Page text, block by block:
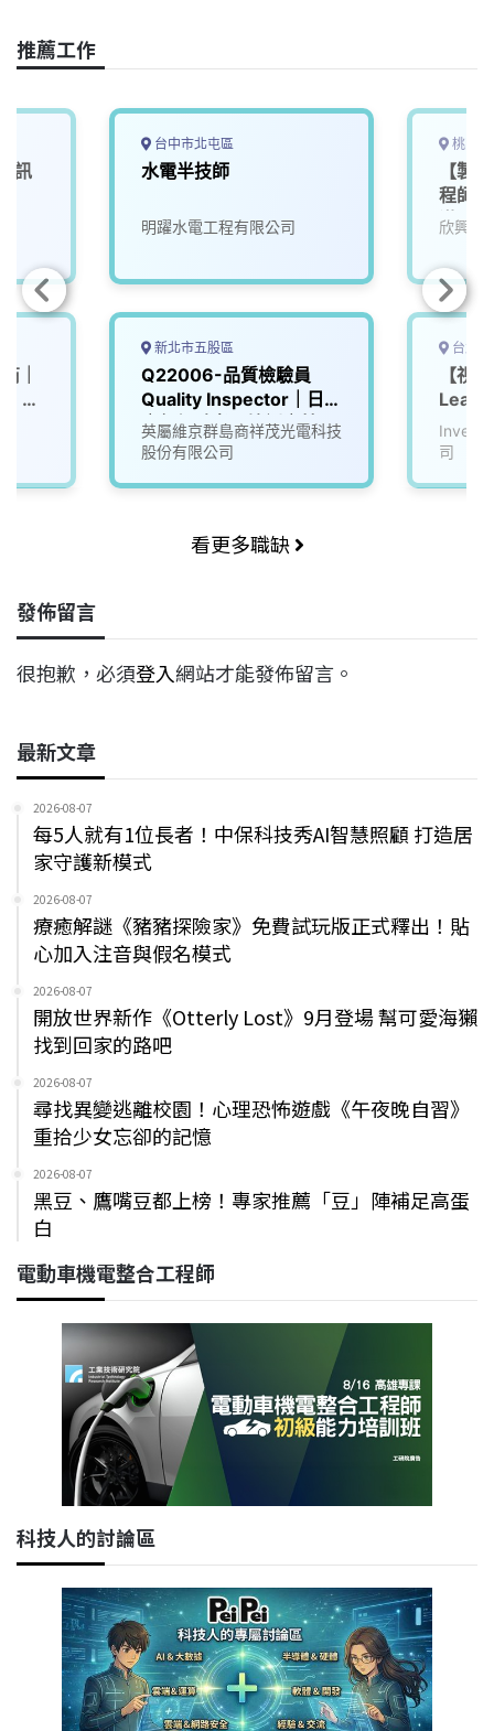
推薦工作
訊
｜
招
台中市北屯區
水電半技師
明躍水電工程有限公司
新北市五股區
Q22006-品質檢驗員
Quality Inspector｜日班
｜無經驗者可培訓｜林口
廠/五股廠｜
英屬維京群島商祥茂光電科技
股份有限公司
桃園
【製
程師
滿6個
職~可
欣興電
台北
【視
司
看更多職缺
發佈留言
很抱歉，必須登入網站才能發佈留言。
最新文章
2026-08-07
每5人就有1位長者！中保科技秀AI智慧照顧 打造居
家守護新模式
2026-08-07
療癒解謎《豬豬探險家》免費試玩版正式釋出！貼
心加入注音與假名模式
2026-08-07
開放世界新作《Otterly Lost》9月登場 幫可愛海獺
找到回家的路吧
2026-08-07
尋找異變逃離校園！心理恐怖遊戲《午夜晚自習》
重拾少女忘卻的記憶
2026-08-07
黑豆、鷹嘴豆都上榜！專家推薦「豆」陣補足高蛋
白
電動車機電整合工程師
科技人的討論區